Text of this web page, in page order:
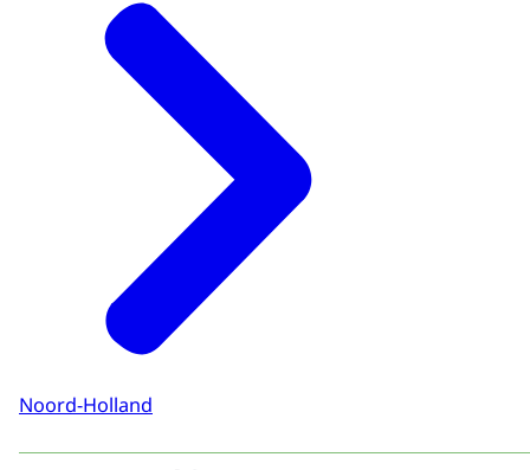
Noord-Holland